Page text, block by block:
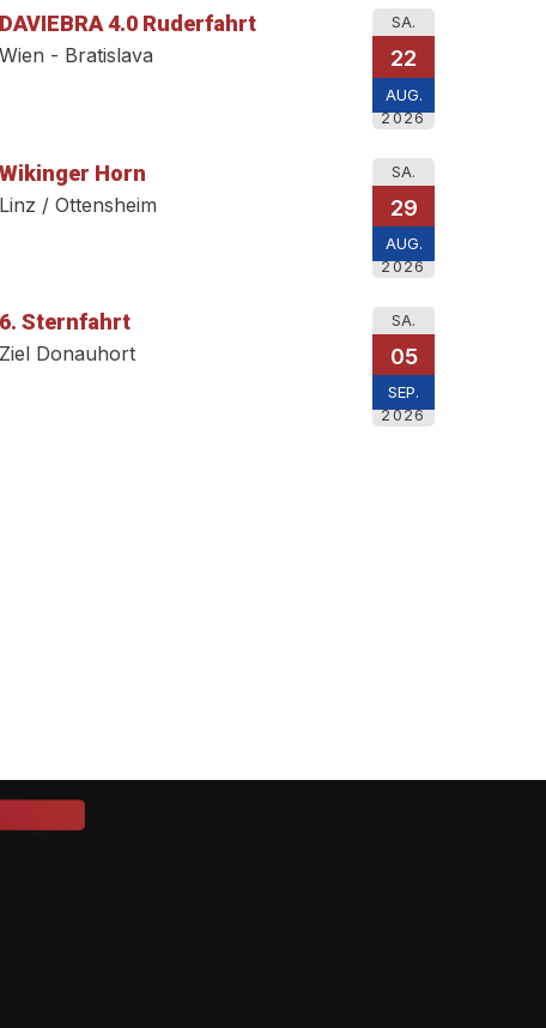
SA.
22
AUG.
2026
DAVIEBRA 4.0 Ruderfahrt
Wien - Bratislava
SA.
29
AUG.
2026
Wikinger Horn
Linz / Ottensheim
SA.
05
SEP.
2026
6. Sternfahrt
Ziel Donauhort